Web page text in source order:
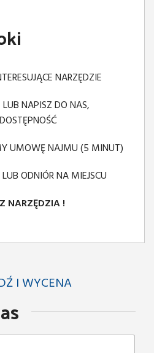
NARZĘDZIE
NAPISZ DO NAS,
UMOWĘ NAJMU (5 MINUT)
ODNIÓR NA MIEJSCU
NARZĘDZIA !
I WYCENA